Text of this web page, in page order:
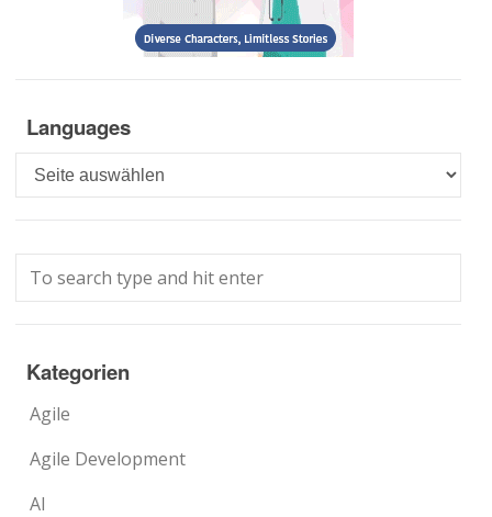
Languages
Languages
Kategorien
Agile
Agile Development
AI